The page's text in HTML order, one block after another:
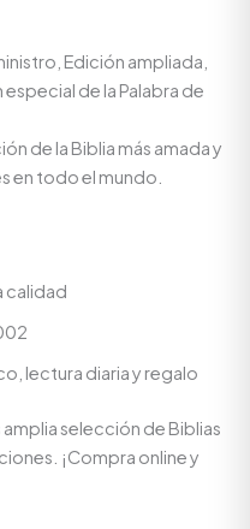
Edición ampliada,
de la Palabra de
de la Biblia más amada y
en todo el mundo.
calidad
lectura diaria y regalo
selección de Biblias
¡Compra online y